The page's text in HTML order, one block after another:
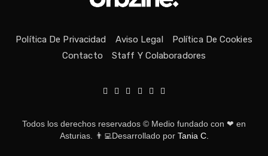
Política De Privacidad Aviso Legal
Política De Cookies
Contacto
Staff Y Colaboradores
Todos los derechos reservados © Medio fundado con ❤ en
Asturias. 👨‍💻Desarrollado por Tania C.